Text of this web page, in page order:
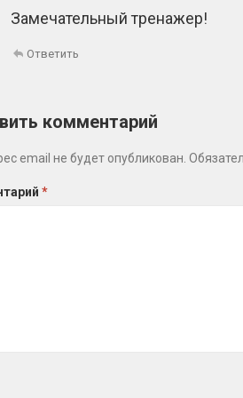
Замечательный тренажер!
Ответить
комментарий
email не будет опубликован.
*